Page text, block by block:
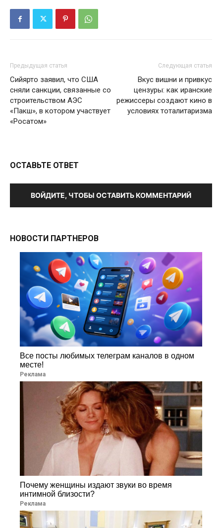
Предыдущая статья
Сийярто заявил, что США
сняли санкции, связанные со
строительством АЭС
«Пакш», в котором участвует
«Росатом»
Следующая статья
Вкус вишни и привкус
цензуры: как иранские
режиссеры создают кино в
условиях тоталитаризма
ОСТАВЬТЕ ОТВЕТ
ВОЙДИТЕ, ЧТОБЫ ОСТАВИТЬ КОММЕНТАРИЙ
НОВОСТИ ПАРТНЕРОВ
Все посты любимых телеграм каналов в одном
месте!
Реклама
Почему женщины издают звуки во время
интимной близости?
Реклама